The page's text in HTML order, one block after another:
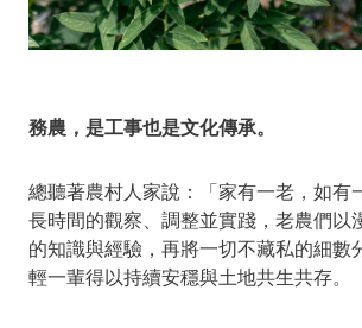
務農，是工事也是文化傳承。
總聽著農村人家說：「家有一老，如有
長時間的觀察、調整並實踐，老農們以
的知識與經驗，再將一切不藏私的細數
輕一輩得以持續安穩與土地共生共存。